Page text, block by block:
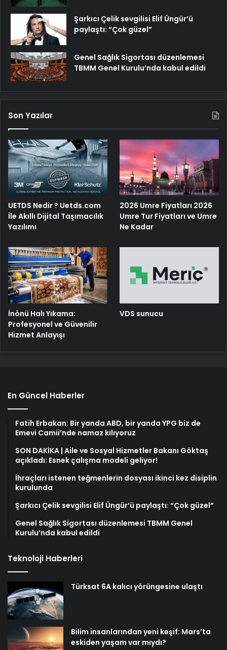
Şarkıcı Çelik sevgilisi Elif Üngür’ü
paylaştı: “Çok güzel”
Genel Sağlık Sigortası düzenlemesi
TBMM Genel Kurulu’nda kabul edildi
Son Yazılar
UETDS Nedir ? Uetds.com
İle Akıllı Dijital Taşımacılık
Yazılımı
2026 Umre Fiyatları 2026
Umre Tur Fiyatları ve Umre
Ne Kadar
İnönü Halı Yıkama:
Profesyonel ve Güvenilir
Hizmet Anlayışı
VDS sunucu
En Güncel Haberler
Fatih Erbakan: Bir yanda ABD, bir yanda YPG biz de
Emevi Camii’nde namaz kılıyoruz
SON DAKİKA | Aile ve Sosyal Hizmetler Bakanı Göktaş
açıkladı: Esnek çalışma modeli geliyor!
İhraçları istenen teğmenlerin dosyası ikinci kez disiplin
kurulunda
Şarkıcı Çelik sevgilisi Elif Üngür’ü paylaştı: “Çok güzel”
Genel Sağlık Sigortası düzenlemesi TBMM Genel
Kurulu’nda kabul edildi
Teknoloji Haberleri
Türksat 6A kalıcı yörüngesine ulaştı
Bilim insanlarından yeni keşif: Mars’ta
eskiden yaşam var mıydı?